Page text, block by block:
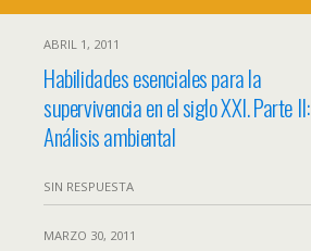
ABRIL 1, 2011
Habilidades esenciales para la
supervivencia en el siglo XXI. Parte II:
Análisis ambiental
SIN RESPUESTA
MARZO 30, 2011